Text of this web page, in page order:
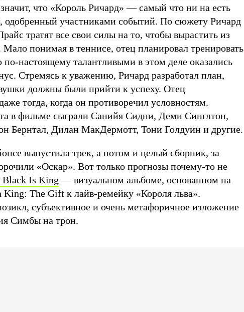
что «Король Ричард» — самый что ни на есть
одобренный участниками событий. По сюжету Ричард
тратят все свои силы на то, чтобы вырастить из
понимая в теннисе, отец планировал тренировать
по-настоящему талантливыми в этом деле оказались
Стремясь к уважению, Ричард разработал план,
должны были прийти к успеху. Отец
тогда, когда он противоречил условностям.
в фильме сыграли Санийя Сидни, Деми Синглтон,
Бернтал, Дилан МакДермотт, Тони Голдуин и другие.
выпустила трек, а потом и целый сборник, за
«Оскар». Вот только прогнозы почему-то не
Black Is King — визуальном альбоме, основанном на
King: The Gift к лайв-ремейку «Короля льва».
субъективное и очень метафоричное изложение
Симбы на трон.